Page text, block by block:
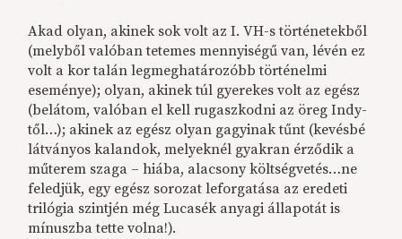
Akad olyan, akinek sok volt az I. VH-s történetekből
(melyből valóban tetemes mennyiségű van, lévén ez
volt a kor talán legmeghatározóbb történelmi
eseménye); olyan, akinek túl gyerekes volt az egész
(belátom, valóban el kell rugaszkodni az öreg Indy-
től…); akinek az egész olyan gagyinak tűnt (kevésbé
látványos kalandok, melyeknél gyakran érződik a
műterem szaga – hiába, alacsony költségvetés…ne
feledjük, egy egész sorozat leforgatása az eredeti
trilógia szintjén még Lucasék anyagi állapotát is
mínuszba tette volna!).